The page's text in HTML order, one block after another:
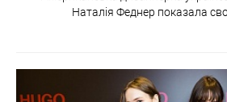
Наталія Феднер показала